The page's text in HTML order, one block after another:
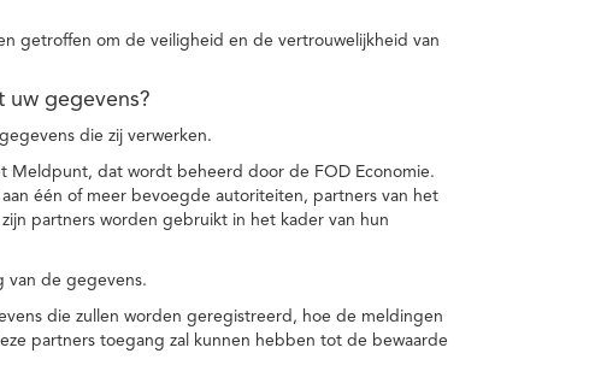
getroffen om de veiligheid en de vertrouwelijkheid van
uw gegevens?
die zij verwerken.
Meldpunt, dat wordt beheerd door de FOD Economie.
één of meer bevoegde autoriteiten, partners van het
partners worden gebruikt in het kader van hun
van de gegevens.
die zullen worden geregistreerd, hoe de meldingen
partners toegang zal kunnen hebben tot de bewaarde